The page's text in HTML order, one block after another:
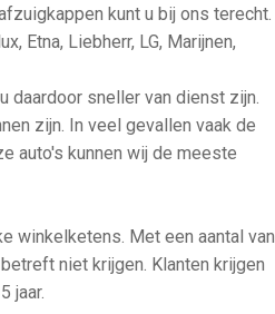
kunt u bij ons terecht.
Etna, Liebherr, LG, Marijnen,
daardoor sneller van dienst zijn.
zijn. In veel gevallen vaak de
auto's kunnen wij de meeste
winkelketens. Met een aantal van
niet krijgen. Klanten krijgen
jaar.